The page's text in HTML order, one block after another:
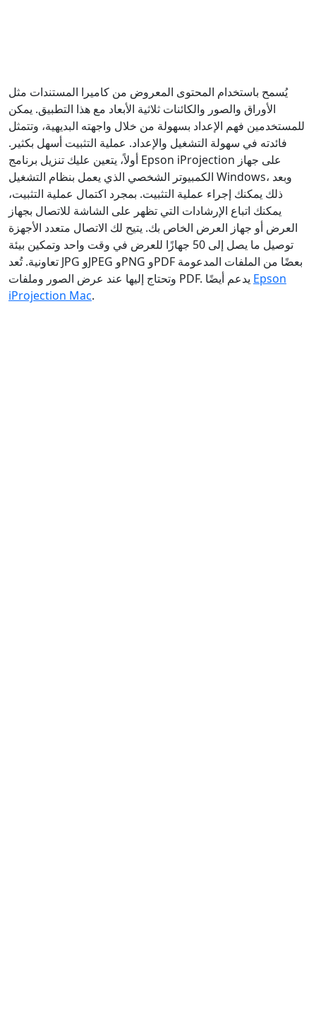
يُسمح باستخدام المحتوى المعروض من كاميرا المستندات مثل
الأوراق والصور والكائنات ثلاثية الأبعاد مع هذا التطبيق. يمكن
للمستخدمين فهم الإعداد بسهولة من خلال واجهته البديهية، وتتمثل
فائدته في سهولة التشغيل والإعداد. عملية التثبيت أسهل بكثير.
أولاً، يتعين عليك تنزيل برنامج Epson iProjection على جهاز
الكمبيوتر الشخصي الذي يعمل بنظام التشغيل Windows، وبعد
ذلك يمكنك إجراء عملية التثبيت. بمجرد اكتمال عملية التثبيت،
يمكنك اتباع الإرشادات التي تظهر على الشاشة للاتصال بجهاز
العرض أو جهاز العرض الخاص بك. يتيح لك الاتصال متعدد الأجهزة
توصيل ما يصل إلى 50 جهازًا للعرض في وقت واحد وتمكين بيئة
تعاونية. تُعد JPG وJPEG وPNG وPDF بعضًا من الملفات المدعومة
Epson
iProjection Mac.